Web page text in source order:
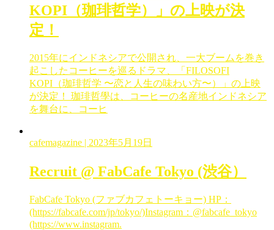
KOPI（珈琲哲学）」の上映が決
定！
2015年にインドネシアで公開され、一大ブームを巻き
起こしたコーヒーを巡るドラマ、「FILOSOFI
KOPI（珈琲哲学 〜恋と人生の味わい方〜）」の上映
が決定！ 珈琲哲學は、コーヒーの名産地インドネシア
を舞台に、コーヒ
cafemagazine | 2023年5月19日
Recruit @ FabCafe Tokyo (渋谷）
FabCafe Tokyo (ファブカフェトーキョー) HP：
(https://fabcafe.com/jp/tokyo/)Instagram：@fabcafe_tokyo
(https://www.instagram.